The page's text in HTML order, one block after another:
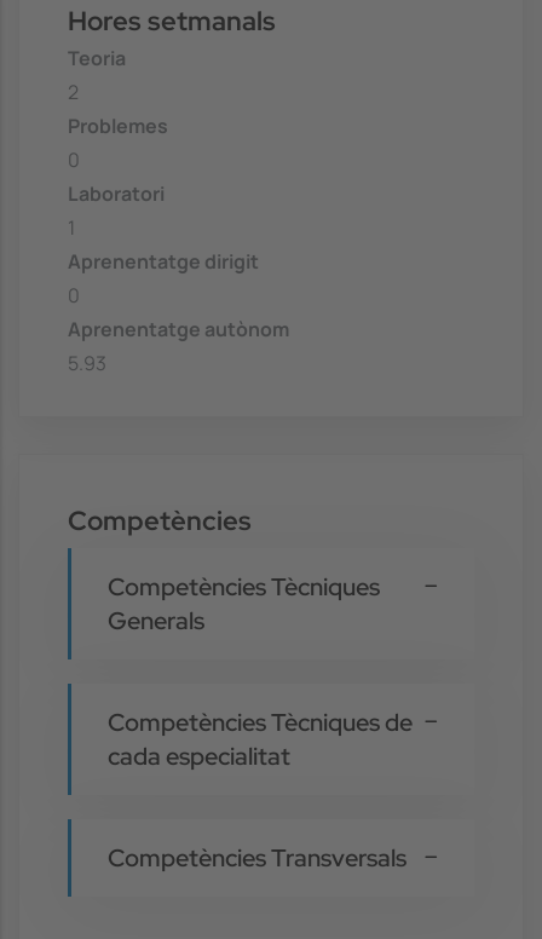
Hores setmanals
Teoria
2
Problemes
0
Laboratori
1
Aprenentatge dirigit
0
Aprenentatge autònom
5.93
Competències
Competències Tècniques
Generals
Competències Tècniques de
cada especialitat
Competències Transversals